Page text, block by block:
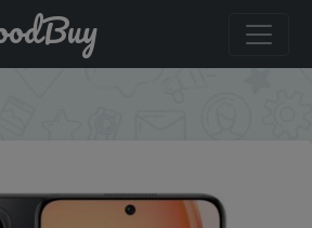
HONOR X8 6+128GB
+ 3 800 бонусов